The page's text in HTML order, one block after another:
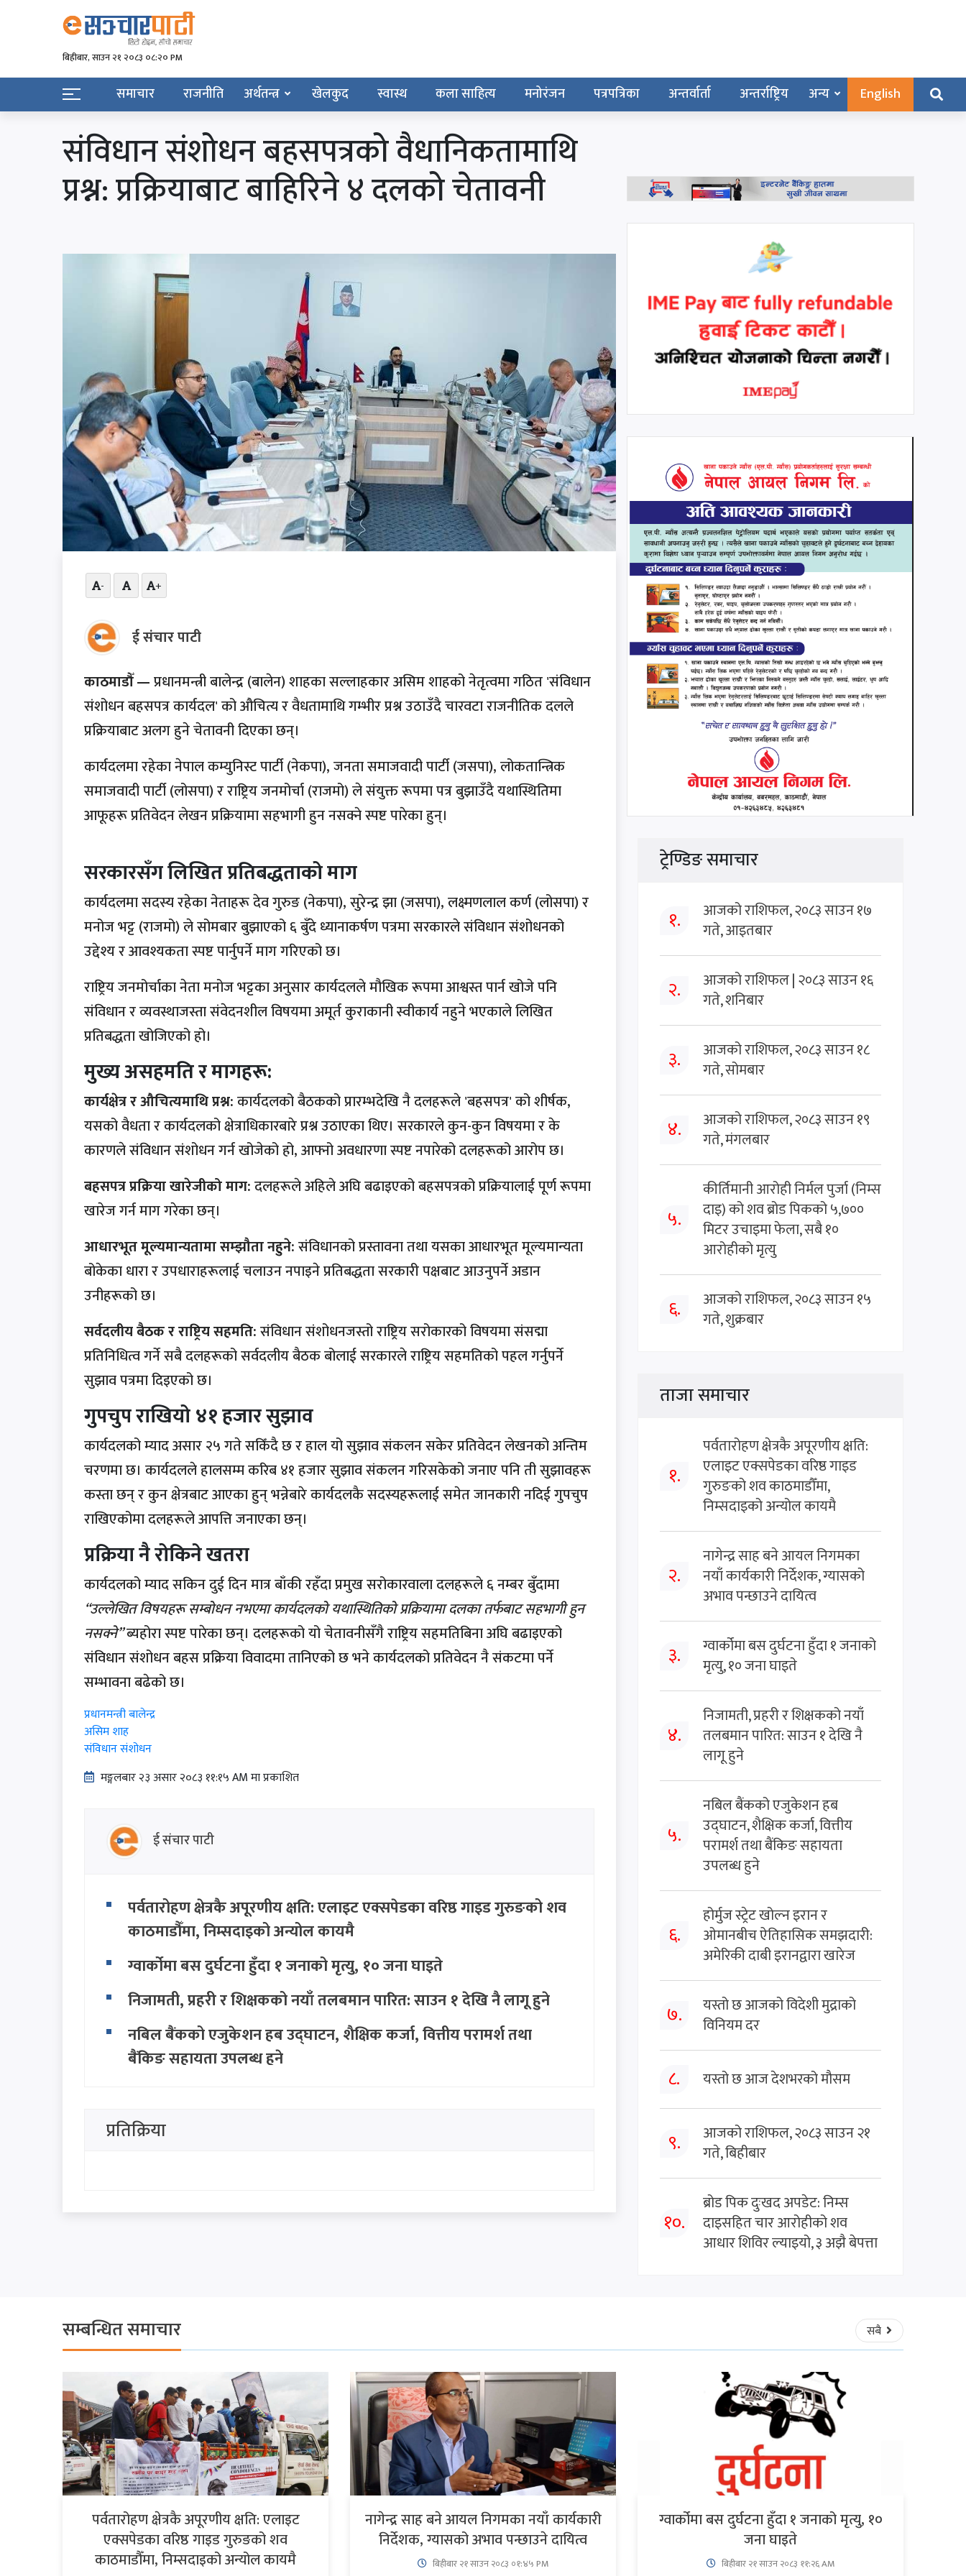
बिहीबार, साउन २१ २०८३ ०८:२० PM
समाचार राजनीति अर्थतन्त्र खेलकुद स्वास्थ कला साहित्य मनोरंजन पत्रपत्रिका अन्तर्वार्ता अन्तर्राष्ट्रिय अन्य English
संविधान संशोधन बहसपत्रको वैधानिकतामाथि
प्रश्न: प्रक्रियाबाट बाहिरिने ४ दलको चेतावनी
- +
ई संचार पाटी
काठमाडौँ —प्रधानमन्त्री बालेन्द्र (बालेन) शाहका सल्लाहकार असिम शाहको नेतृत्वमा गठित 'संविधान
संशोधन बहसपत्र कार्यदल' को औचित्य र वैधतामाथि गम्भीर प्रश्न उठाउँदै चारवटा राजनीतिक दलले
प्रक्रियाबाट अलग हुने चेतावनी दिएका छन्।
कार्यदलमा रहेका नेपाल कम्युनिस्ट पार्टी (नेकपा), जनता समाजवादी पार्टी (जसपा), लोकतान्त्रिक
समाजवादी पार्टी (लोसपा) र राष्ट्रिय जनमोर्चा (राजमो) ले संयुक्त रूपमा पत्र बुझाउँदै यथास्थितिमा
आफूहरू प्रतिवेदन लेखन प्रक्रियामा सहभागी हुन नसक्ने स्पष्ट पारेका हुन्।
सरकारसँग लिखित प्रतिबद्धताको माग
कार्यदलमा सदस्य रहेका नेताहरू देव गुरुङ (नेकपा), सुरेन्द्र झा (जसपा), लक्ष्मणलाल कर्ण (लोसपा) र
मनोज भट्ट (राजमो) ले सोमबार बुझाएको ६ बुँदे ध्यानाकर्षण पत्रमा सरकारले संविधान संशोधनको
उद्देश्य र आवश्यकता स्पष्ट पार्नुपर्ने माग गरिएको छ।
राष्ट्रिय जनमोर्चाका नेता मनोज भट्टका अनुसार कार्यदलले मौखिक रूपमा आश्वस्त पार्न खोजे पनि
संविधान र व्यवस्थाजस्ता संवेदनशील विषयमा अमूर्त कुराकानी स्वीकार्य नहुने भएकाले लिखित
प्रतिबद्धता खोजिएको हो।
मुख्य असहमति र मागहरू:
कार्यक्षेत्र र औचित्यमाथि प्रश्न:कार्यदलको बैठकको प्रारम्भदेखि नै दलहरूले 'बहसपत्र' को शीर्षक,
यसको वैधता र कार्यदलको क्षेत्राधिकारबारे प्रश्न उठाएका थिए। सरकारले कुन-कुन विषयमा र के
कारणले संविधान संशोधन गर्न खोजेको हो, आफ्नो अवधारणा स्पष्ट नपारेको दलहरूको आरोप छ।
बहसपत्र प्रक्रिया खारेजीको माग:दलहरूले अहिले अघि बढाइएको बहसपत्रको प्रक्रियालाई पूर्ण रूपमा
खारेज गर्न माग गरेका छन्।
आधारभूत मूल्यमान्यतामा सम्झौता नहुने:संविधानको प्रस्तावना तथा यसका आधारभूत मूल्यमान्यता
बोकेका धारा र उपधाराहरूलाई चलाउन नपाइने प्रतिबद्धता सरकारी पक्षबाट आउनुपर्ने अडान
उनीहरूको छ।
सर्वदलीय बैठक र राष्ट्रिय सहमति:संविधान संशोधनजस्तो राष्ट्रिय सरोकारको विषयमा संसद्मा
प्रतिनिधित्व गर्ने सबै दलहरूको सर्वदलीय बैठक बोलाई सरकारले राष्ट्रिय सहमतिको पहल गर्नुपर्ने
सुझाव पत्रमा दिइएको छ।
गुपचुप राखियो ४१ हजार सुझाव
कार्यदलको म्याद असार २५ गते सकिँदै छ र हाल यो सुझाव संकलन सकेर प्रतिवेदन लेखनको अन्तिम
चरणमा छ। कार्यदलले हालसम्म करिब ४१ हजार सुझाव संकलन गरिसकेको जनाए पनि ती सुझावहरू
कस्ता छन् र कुन क्षेत्रबाट आएका हुन् भन्नेबारे कार्यदलकै सदस्यहरूलाई समेत जानकारी नदिई गुपचुप
राखिएकोमा दलहरूले आपत्ति जनाएका छन्।
प्रक्रिया नै रोकिने खतरा
कार्यदलको म्याद सकिन दुई दिन मात्र बाँकी रहँदा प्रमुख सरोकारवाला दलहरूले ६ नम्बर बुँदामा
“उल्लेखित विषयहरू सम्बोधन नभएमा कार्यदलको यथास्थितिको प्रक्रियामा दलका तर्फबाट सहभागी हुन
नसक्ने”ब्यहोरा स्पष्ट पारेका छन्। दलहरूको यो चेतावनीसँगै राष्ट्रिय सहमतिबिना अघि बढाइएको
संविधान संशोधन बहस प्रक्रिया विवादमा तानिएको छ भने कार्यदलको प्रतिवेदन नै संकटमा पर्ने
सम्भावना बढेको छ।
प्रधानमन्त्री बालेन्द्र
असिम शाह
संविधान संशोधन
मङ्गलबार २३ असार २०८३ ११:१५ AM मा प्रकाशित
ई संचार पाटी
पर्वतारोहण क्षेत्रकै अपूरणीय क्षति: एलाइट एक्सपेडका वरिष्ठ गाइड गुरुङको शव
काठमाडौँमा, निम्सदाइको अन्योल कायमै
ग्वार्कोमा बस दुर्घटना हुँदा १ जनाको मृत्यु, १० जना घाइते
निजामती, प्रहरी र शिक्षकको नयाँ तलबमान पारित: साउन १ देखि नै लागू हुने
नबिल बैंकको एजुकेशन हब उद्घाटन, शैक्षिक कर्जा, वित्तीय परामर्श तथा
बैंकिङ सहायता उपलब्ध हुने
इरानद्वारा खारेज
प्रतिक्रिया
ट्रेण्डिङ समाचार
१.
आजको राशिफल, २०८३ साउन १७
गते, आइतबार
२.
आजको राशिफल | २०८३ साउन १६
गते, शनिबार
३.
आजको राशिफल, २०८३ साउन १८
गते, सोमबार
४.
आजको राशिफल, २०८३ साउन १९
गते, मंगलबार
५.
कीर्तिमानी आरोही निर्मल पुर्जा (निम्स
दाइ) को शव ब्रोड पिकको ५,७००
मिटर उचाइमा फेला, सबै १०
आरोहीको मृत्यु
६.
आजको राशिफल, २०८३ साउन १५
गते, शुक्रबार
ताजा समाचार
१.
पर्वतारोहण क्षेत्रकै अपूरणीय क्षति:
एलाइट एक्सपेडका वरिष्ठ गाइड
गुरुङको शव काठमाडौँमा,
निम्सदाइको अन्योल कायमै
२.
नागेन्द्र साह बने आयल निगमका
नयाँ कार्यकारी निर्देशक, ग्यासको
अभाव पन्छाउने दायित्व
३.
ग्वार्कोमा बस दुर्घटना हुँदा १ जनाको
मृत्यु, १० जना घाइते
४.
निजामती, प्रहरी र शिक्षकको नयाँ
तलबमान पारित: साउन १ देखि नै
लागू हुने
५.
नबिल बैंकको एजुकेशन हब
उद्घाटन, शैक्षिक कर्जा, वित्तीय
परामर्श तथा बैंकिङ सहायता
उपलब्ध हुने
६.
होर्मुज स्ट्रेट खोल्न इरान र
ओमानबीच ऐतिहासिक समझदारी:
अमेरिकी दाबी इरानद्वारा खारेज
७.
यस्तो छ आजको विदेशी मुद्राको
विनियम दर
८. यस्तो छ आज देशभरको मौसम
९.
आजको राशिफल, २०८३ साउन २१
गते, बिहीबार
१०.
ब्रोड पिक दुःखद अपडेट: निम्स
दाइसहित चार आरोहीको शव
आधार शिविर ल्याइयो, ३ अझै बेपत्ता
सम्बन्धित समाचार सबै
पर्वतारोहण क्षेत्रकै अपूरणीय क्षति: एलाइट
एक्सपेडका वरिष्ठ गाइड गुरुङको शव
काठमाडौँमा, निम्सदाइको अन्योल कायमै
नागेन्द्र साह बने आयल निगमका नयाँ कार्यकारी
निर्देशक, ग्यासको अभाव पन्छाउने दायित्व
बिहीबार २१ साउन २०८३ ०१:४५ PM
ग्वार्कोमा बस दुर्घटना हुँदा १ जनाको मृत्यु, १०
जना घाइते
बिहीबार २१ साउन २०८३ ११:२६ AM